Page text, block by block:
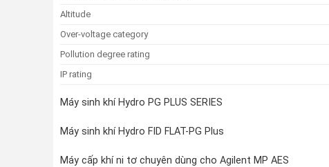
Altitude
Over-voltage category
Pollution degree rating
IP rating
Máy sinh khí Hydro PG PLUS SERIES
Máy sinh khí Hydro FID FLAT-PG Plus
Máy cấp khí ni tơ chuyên dùng cho Agilent MP AES